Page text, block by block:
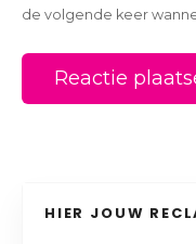
de volgende keer
HIER JOUW